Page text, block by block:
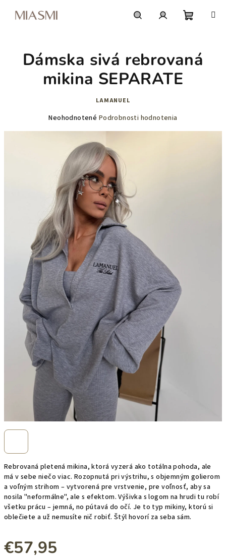
košík
Rebrovaná pletená mikina, ktorá vyzerá ako totálna pohoda, ale
má v sebe niečo viac. Rozopnutá pri výstrihu, s objemným golierom
a voľným strihom – vytvorená pre vrstvenie, pre voľnosť, aby sa
nosila "neformálne", ale s efektom. Výšivka s logom na hrudi tu robí
všetku prácu – jemná, no pútavá do očí. Je to typ mikiny, ktorú si
oblečiete a už nemusíte nič robiť. Štýl hovorí za seba sám.
€57,95
Dámska sivá rebrovaná
mikina SEPARATE
LAMANUEL
Priemerné
hviezdičiek.
Neohodnotené Podrobnosti hodnotenia